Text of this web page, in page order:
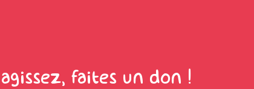
faites un don !